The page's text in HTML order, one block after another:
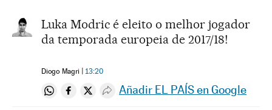
Luka Modric é eleito o melhor jogador
da temporada europeia de 2017/18!
Diogo Magri 13:20
Compartir en Whatsapp
Compartir en Facebook
Compartir en Twitter
Desplegar Redes Sociales
Añadir EL PAÍS en Google